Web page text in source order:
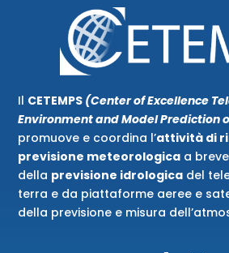
Il CETEMPS (Center of Excellence
Environment and Model Prediction
promuove e coordina l’attività di
previsione meteorologica a
della previsione idrologica del
terra e da piattaforme aeree e
della previsione e misura